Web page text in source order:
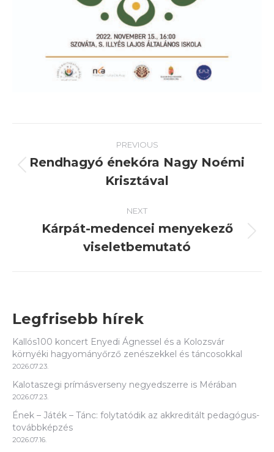
navigation
PREVIOUS
post:
Rendhagyó énekóra Nagy Noémi
Krisztával
NEXT
post:
Kárpát-medencei menyekező
viseletbemutató
Legfrisebb hírek
Kallós100 koncert Enyedi Ágnessel és a Kolozsvár
környéki hagyományőrző zenészekkel és táncosokkal
2026.07.23.
Kalotaszegi prímásverseny negyedszerre is Mérában
2026.07.23.
Ének – Játék – Tánc: folytatódik az akkreditált pedagógus-
továbbképzés
2026.07.16.